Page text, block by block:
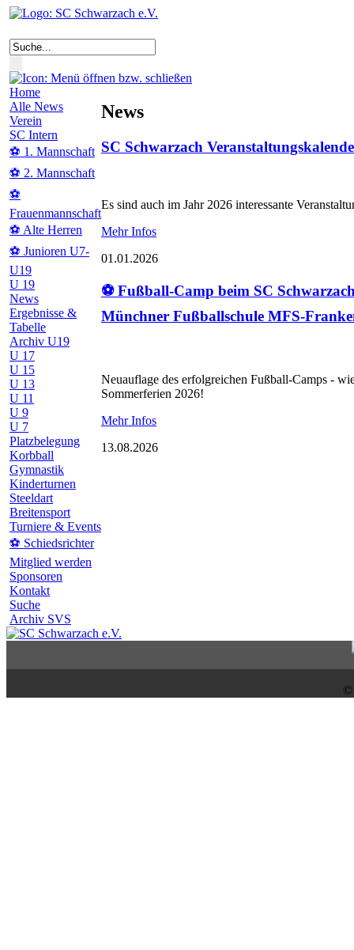
Home
Alle News
Verein
SC Intern
⚽ 1. Mannschaft
⚽ 2. Mannschaft
⚽
Frauenmannschaft
⚽ Alte Herren
⚽ Junioren U7-
U19
U 19
News
Ergebnisse &
Tabelle
Archiv U19
U 17
U 15
U 13
U 11
U 9
U 7
Platzbelegung
Korbball
Gymnastik
Kinderturnen
Steeldart
Breitensport
Turniere & Events
⚽ Schiedsrichter
Mitglied werden
Sponsoren
Kontakt
Suche
Archiv SVS
News
SC Schwarzach
Es sind auch im Jahr 2026 interessante
Mehr Infos
01.01.2026
⚽ Fußball-Camp beim SC
Münchner Fußballschule MFS-
Neuauflage des erfolgreichen Fußball-Camps -
Sommerferien 2026!
Mehr Infos
13.08.2026
©